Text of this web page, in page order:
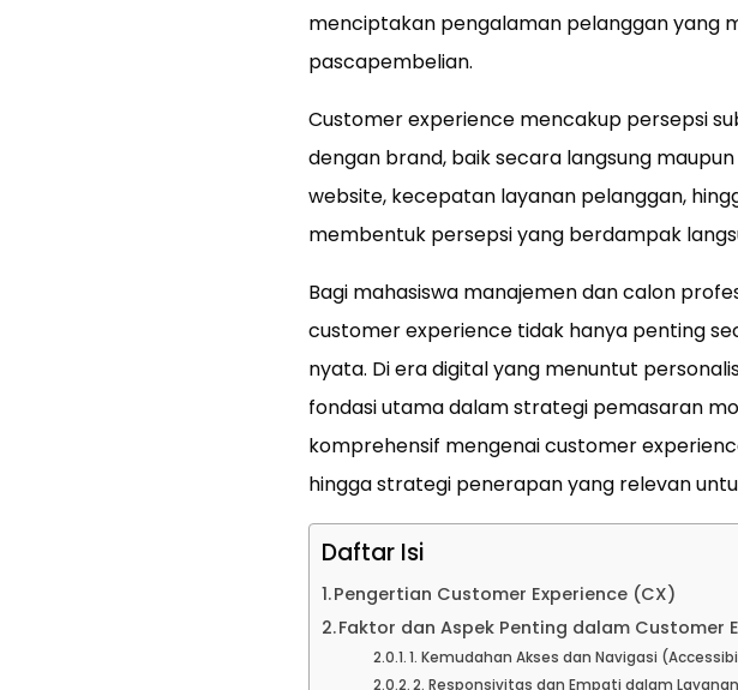
menciptakan pengalaman pelanggan yang
pascapembelian.
Customer experience mencakup persepsi
dengan brand, baik secara langsung
website, kecepatan layanan pelanggan,
membentuk persepsi yang berdampak
Bagi mahasiswa manajemen dan calon
customer experience tidak hanya penting
nyata. Di era digital yang menuntut
fondasi utama dalam strategi pemasaran
komprehensif mengenai customer
hingga strategi penerapan yang relevan
Daftar Isi
Pengertian Customer Experience (CX)
Faktor dan Aspek Penting dalam Customer
1. Kemudahan Akses dan Navigasi
2. Responsivitas dan Empati dalam Layanan